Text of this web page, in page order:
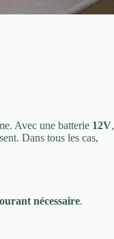
Avec une batterie 12V,
Dans tous les cas,
nécessaire.